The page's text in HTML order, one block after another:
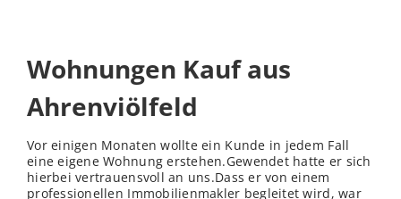
Wohnungen Kauf aus
Ahrenviölfeld
Vor einigen Monaten wollte ein Kunde in jedem Fall
eine eigene Wohnung erstehen.Gewendet hatte er sich
hierbei vertrauensvoll an uns.Dass er von einem
professionellen Immobilienmakler begleitet wird, war